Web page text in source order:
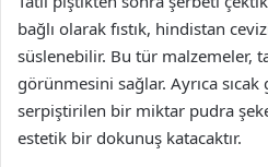
bağlı olarak fıstık, hindistan
süslenebilir. Bu tür malzemeler,
görünmesini sağlar. Ayrıca sıcak
serpiştirilen bir miktar pudra
estetik bir dokunuş katacaktır.